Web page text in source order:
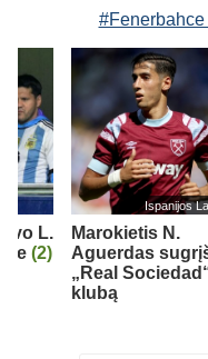
#Fenerbahce
L.
(2)
Ispanijos
Marokietis N.
Aguerdas
„Real
klubą